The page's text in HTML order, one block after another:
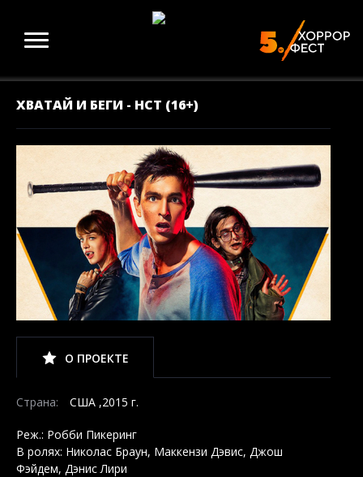
ХВАТАЙ И БЕГИ - НСТ (16+)
О ПРОЕКТЕ
Страна: США ,2015 г.
Реж.: Робби Пикеринг
В ролях: Николас Браун, Маккензи Дэвис, Джош
Фэйдем, Дэнис Лири